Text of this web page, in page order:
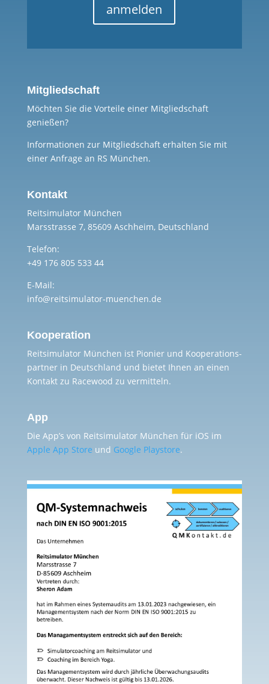
anmelden
Mitgliedschaft
Möchten Sie die Vorteile einer Mitgliedschaft
genießen?
Informationen zur Mitgliedschaft erhalten Sie mit
einer Anfrage an RS München.
Kontakt
Reitsimulator München
Marsstrasse 7, 85609 Aschheim, Deutschland
Telefon:
+49 176 805 533 44
E-Mail:
info@reitsimulator-muenchen.de
Kooperation
Reitsimulator München ist Pionier und Kooperations-
partner in Deutschland und bietet Ihnen an einen
Kontakt zu Racewood zu vermitteln.
App
Die App’s von Reitsimulator München für iOS im
Apple App Store und Google Playstore.